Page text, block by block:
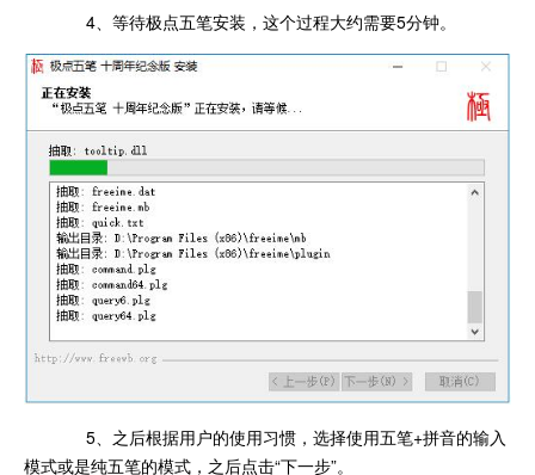
4、等待极点五笔安装，这个过程大约需要5分钟。
5、之后根据用户的使用习惯，选择使用五笔+拼音的输入
模式或是纯五笔的模式，之后点击“下一步”。